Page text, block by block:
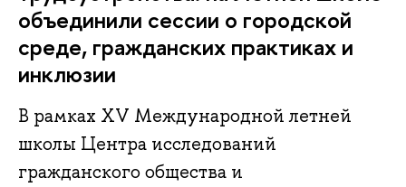
объединили сессии о городской
среде, гражданских практиках и
инклюзии
В рамках XV Международной летней
школы Центра исследований
гражданского общества и